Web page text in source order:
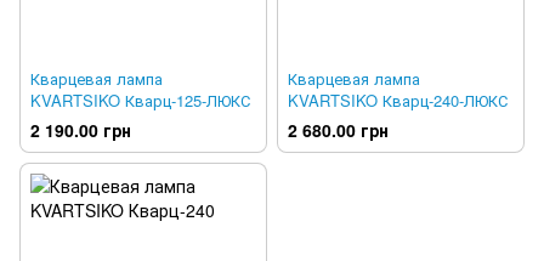
Кварцевая лампа
KVARTSIKO Кварц-125-ЛЮКС
2 190.00 грн
Кварцевая лампа
KVARTSIKO Кварц-240-ЛЮКС
2 680.00 грн